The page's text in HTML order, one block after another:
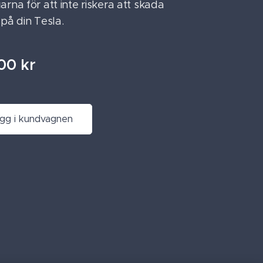
för att inte riskera att skada
din Tesla.
kr
i kundvagnen